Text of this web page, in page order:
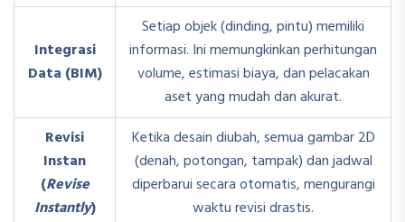
Integrasi
Data (BIM)
Setiap objek (dinding, pintu) memiliki
informasi. Ini memungkinkan perhitungan
volume, estimasi biaya, dan pelacakan
aset yang mudah dan akurat.
Revisi
Instan
(Revise
Instantly)
Ketika desain diubah, semua gambar 2D
(denah, potongan, tampak) dan jadwal
diperbarui secara otomatis, mengurangi
waktu revisi drastis.